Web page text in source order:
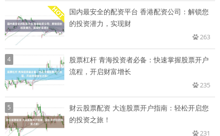
国内最安全的配资平台 香港配资公司：解锁您
的投资潜力，实现财
263
4
股票杠杆 青海投资者必备：快速掌握股票开户
流程，开启财富增长
235
5
财云股票配资 大连股票开户指南：轻松开启您
的投资之旅！
231